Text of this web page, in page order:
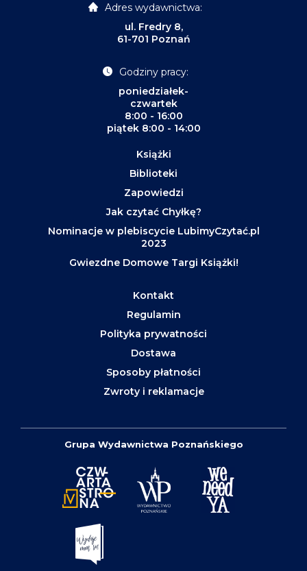
Adres wydawnictwa:
ul. Fredry 8,
61-701 Poznań
Godziny pracy:
poniedziałek-
czwartek
8:00 - 16:00
piątek 8:00 - 14:00
Książki
Biblioteki
Zapowiedzi
Jak czytać Chyłkę?
Nominacje w plebiscycie LubimyCzytać.pl
2023
Gwiezdne Domowe Targi Książki!
Kontakt
Regulamin
Polityka prywatności
Dostawa
Sposoby płatności
Zwroty i reklamacje
Grupa Wydawnictwa Poznańskiego